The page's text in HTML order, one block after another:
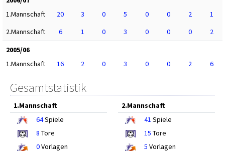
1.Mannschaft
20 3 0 5 0 0 2
1
2.Mannschaft
6 1 0 3 0 0 0
2
2005/06
1.Mannschaft
16 2 0 3 0 0 2 6
Gesamtstatistik
1.Mannschaft
64Spiele
8 Tore
0Vorlagen
2.Mannschaft
41 Spiele
15 Tore
5 Vorlagen